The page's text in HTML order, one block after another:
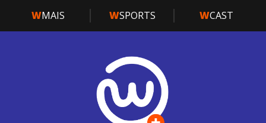
WMAIS WSPORTS WCAST